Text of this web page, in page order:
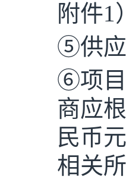
附件1
⑤供应
⑥项目
商应
民币
相关